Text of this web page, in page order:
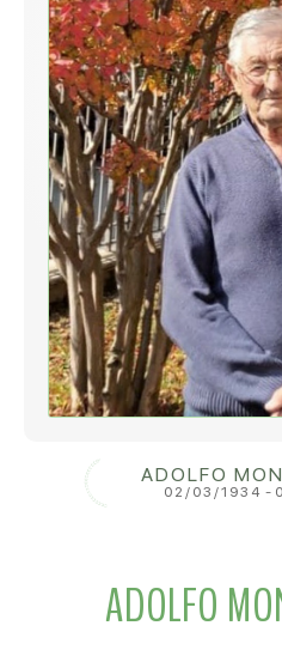
ADOLFO
02/03/1934 -
ADOLFO